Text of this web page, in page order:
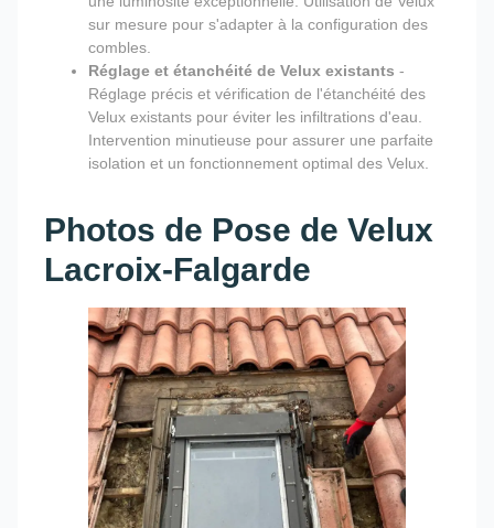
sur mesure pour s'adapter à la configuration des
combles.
Réglage et étanchéité de Velux existants -
Réglage précis et vérification de l'étanchéité des
Velux existants pour éviter les infiltrations d'eau.
Intervention minutieuse pour assurer une parfaite
isolation et un fonctionnement optimal des Velux.
Photos de Pose de Velux
Lacroix-Falgarde